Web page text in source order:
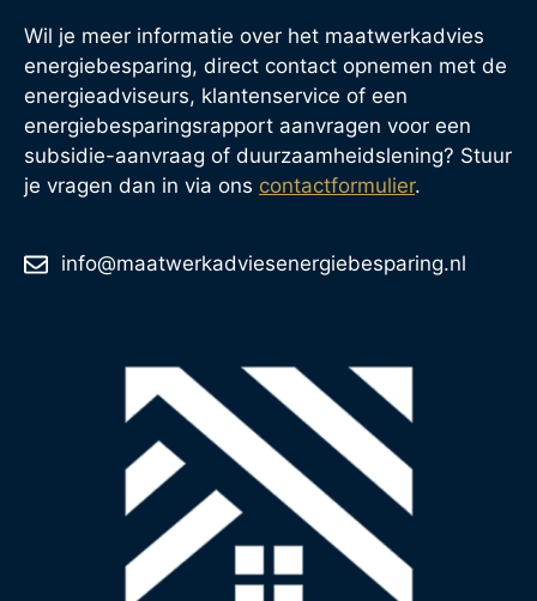
Wil je meer informatie over het maatwerkadvies
energiebesparing, direct contact opnemen met de
energieadviseurs, klantenservice of een
energiebesparingsrapport aanvragen voor een
subsidie-aanvraag of duurzaamheidslening? Stuur
je vragen dan in via ons contactformulier.
info@maatwerkadviesenergiebesparing.nl